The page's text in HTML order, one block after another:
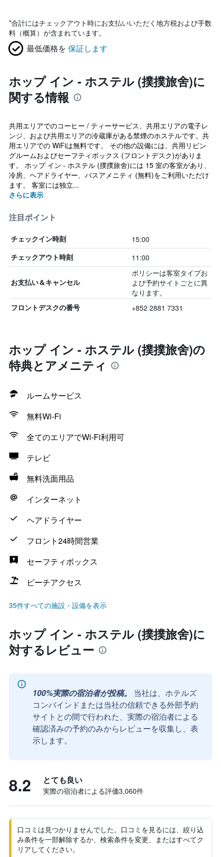
*合計にはチェックアウト時にお支払いいただく地方税および手数
料（概算）が含まれています。
最低価格を 保証します
ホップ イン - ホステル (撲撲旅舍)に
関する情報
共用エリアでのコーヒー / ティーサービス、共用エリアの電子レ
ンジ、および共用エリアの冷蔵庫がある禁煙のホステルです。共
用エリアでの WiFiは無料です。 その他の設備には、共用リビン
グルームおよびセーフティボックス (フロントデスク)がありま
す。 ホップ イン - ホステル (撲撲旅舍)には 15 室の客室があり、
冷房、ヘアドライヤー、バスアメニティ (無料)をご利用いただけ
ます。 客室には独立...
さらに表示
注目ポイント
チェックイン時刻 15:00
チェックアウト時刻 11:00
お支払い＆キャンセル
ポリシーは客室タイプお
よび予約サイトごとに異
なります。
フロントデスクの番号 +852 2881 7331
ホップ イン - ホステル (撲撲旅舍)の
特典とアメニティ
ルームサービス
無料Wi-Fi
全てのエリアでWi-Fi利用可
テレビ
無料洗面用品
インターネット
ヘアドライヤー
フロント24時間営業
セーフティボックス
ビーチアクセス
35件すべての施設・設備を表示
ホップ イン - ホステル (撲撲旅舍)に
対するレビュー
100%実際の宿泊者が投稿。
当社は、ホテルズ
コンバインドまたは当社の信頼できる外部予約
サイトとの間で行われた、実際の宿泊者による
確認済みの予約のみからレビューを収集し、表
示します。
8.2 とても良い
実際の宿泊者による評価3,060​件
口コミは見つかりませんでした。口コミを見るには、絞り込
み条件を一部解除するか、検索条件を変更、またはすべてク
リアしてください。